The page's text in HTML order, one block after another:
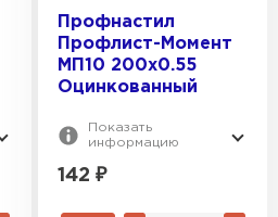
Профнастил
Профлист-Момент
МП10 200х0.55
Оцинкованный
Показать
информацию
142 ₽